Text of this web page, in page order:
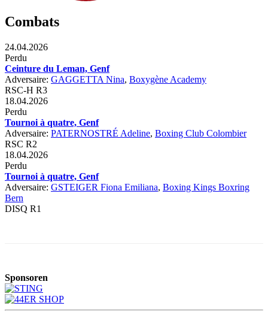
Combats
24.04.2026
Perdu
Ceinture du Leman, Genf
Adversaire: GAGGETTA Nina, Boxygène Academy
RSC-H R3
18.04.2026
Perdu
Tournoi à quatre, Genf
Adversaire: PATERNOSTRÉ Adeline, Boxing Club Colombier
RSC R2
18.04.2026
Perdu
Tournoi à quatre, Genf
Adversaire: GSTEIGER Fiona Emiliana, Boxing Kings Boxring
Bern
DISQ R1
Sponsoren